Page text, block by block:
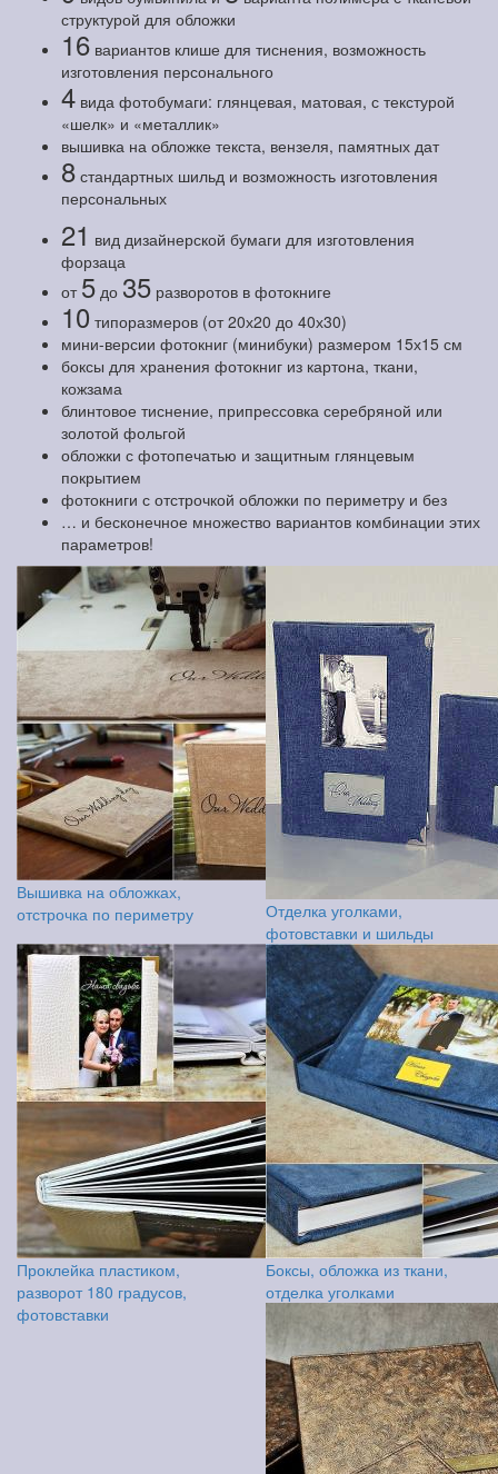
структурой для обложки
16 вариантов клише для тиснения, возможность
изготовления персонального
4 вида фотобумаги: глянцевая, матовая, с текстурой
«шелк» и «металлик»
вышивка на обложке текста, вензеля, памятных дат
8 стандартных шильд и возможность изготовления
персональных
21 вид дизайнерской бумаги для изготовления
форзаца
от 5 до 35 разворотов в фотокниге
10 типоразмеров (от 20х20 до 40х30)
мини-версии фотокниг (минибуки) размером 15х15 см
боксы для хранения фотокниг из картона, ткани,
кожзама
блинтовое тиснение, припрессовка серебряной или
золотой фольгой
обложки с фотопечатью и защитным глянцевым
покрытием
фотокниги с отстрочкой обложки по периметру и без
… и бесконечное множество вариантов комбинации этих
параметров!
Вышивка на обложках,
отстрочка по периметру
Отделка уголками,
фотовставки и шильды
Проклейка пластиком,
разворот 180 градусов,
фотовставки
Боксы, обложка из ткани,
отделка уголками